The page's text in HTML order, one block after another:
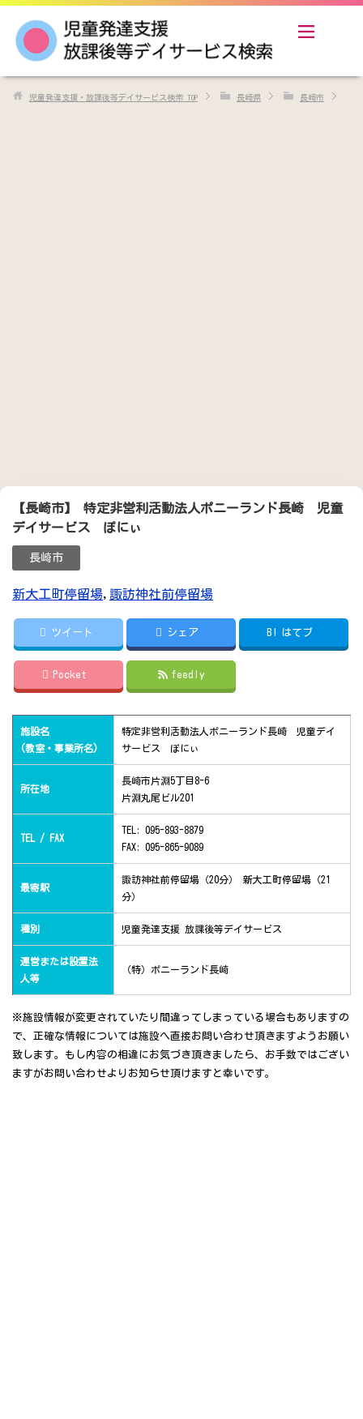
児童発達支援・放課後等デイサービス検索 TOP 長崎県 長崎市
【長崎市】 特定非営利活動法人ポニーランド長崎 児童
デイサービス ぽにぃ
長崎市
新大工町停留場, 諏訪神社前停留場
ツイート シェア B! はてブ
Pocket feedly
施設名
(教室・事業所名)
特定非営利活動法人ポニーランド長崎 児童デイ
サービス ぽにぃ
所在地
長崎市片淵5丁目8-6
片淵丸尾ビル201
TEL / FAX
TEL: 095-893-8879
FAX: 095-865-9089
最寄駅
諏訪神社前停留場（20分） 新大工町停留場（21
分）
種別 児童発達支援 放課後等デイサービス
運営または設置法
人等
（特）ポニーランド長崎
※施設情報が変更されていたり間違ってしまっている場合もありますの
で、正確な情報については施設へ直接お問い合わせ頂きますようお願い
致します。もし内容の相違にお気づき頂きましたら、お手数ではござい
ますがお問い合わせよりお知らせ頂けますと幸いです。